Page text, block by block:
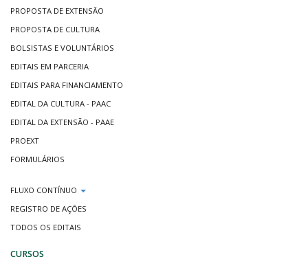
PROPOSTA DE EXTENSÃO
PROPOSTA DE CULTURA
BOLSISTAS E VOLUNTÁRIOS
EDITAIS EM PARCERIA
EDITAIS PARA FINANCIAMENTO
EDITAL DA CULTURA - PAAC
EDITAL DA EXTENSÃO - PAAE
PROEXT
FORMULÁRIOS
FLUXO CONTÍNUO
REGISTRO DE AÇÕES
TODOS OS EDITAIS
CURSOS